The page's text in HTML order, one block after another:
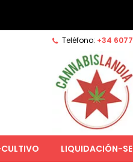
Teléfono: +34
LIQUIDACIÓN-